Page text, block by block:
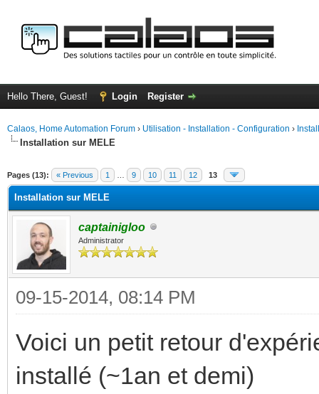
Hello There, Guest! Login Register
Calaos, Home Automation Forum › Utilisation - Installation - Configuration ›
Installation sur MELE
Pages (13): « Previous 1 9 10 11 12 13
Installation sur MELE
captainigloo
Administrator
09-15-2014, 08:14 PM
Voici un petit retour
installé (~1an et demi)